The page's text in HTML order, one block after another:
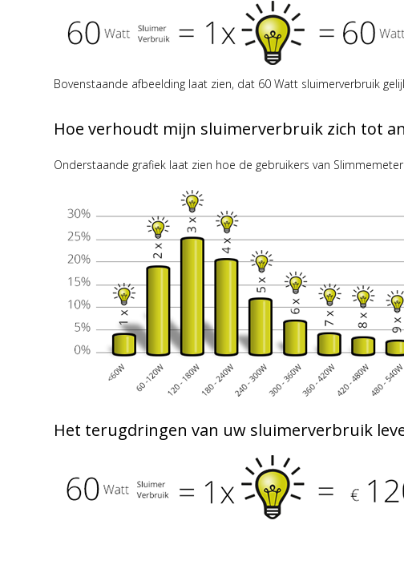
Bovenstaande afbeelding laat zien, dat 60 Watt sluimerverbruik
Hoe verhoudt mijn sluimerverbruik zich tot
Onderstaande grafiek laat zien hoe de gebruikers van
Het terugdringen van uw sluimerverbruik